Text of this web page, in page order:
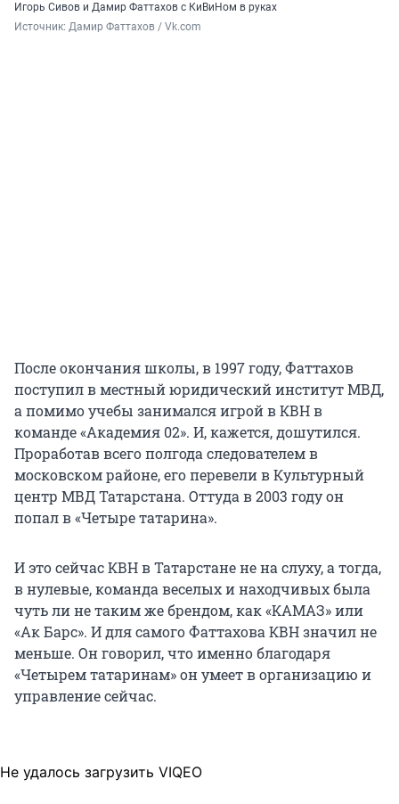
Игорь Сивов и Дамир Фаттахов с КиВиНом в руках
Источник: Дамир Фаттахов / Vk.com
После окончания школы, в 1997 году, Фаттахов
поступил в местный юридический институт МВД,
а помимо учебы занимался игрой в КВН в
команде «Академия 02». И, кажется, дошутился.
Проработав всего полгода следователем в
московском районе, его перевели в Культурный
центр МВД Татарстана. Оттуда в 2003 году он
попал в «Четыре татарина».
И это сейчас КВН в Татарстане не на слуху, а тогда,
в нулевые, команда веселых и находчивых была
чуть ли не таким же брендом, как «КАМАЗ» или
«Ак Барс». И для самого Фаттахова КВН значил не
меньше. Он говорил, что именно благодаря
«Четырем татаринам» он умеет в организацию и
управление сейчас.
Не удалось загрузить VIQEO